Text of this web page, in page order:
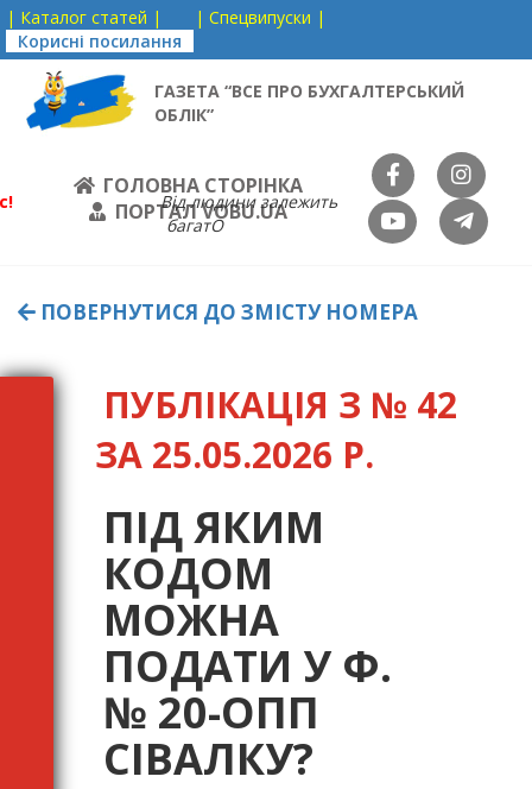
| Каталог статей |
| Спецвипуски |
Корисні посилання
ГАЗЕТА “ВСЕ ПРО БУХГАЛТЕРСЬКИЙ
ОБЛІК”
ГОЛОВНА СТОРІНКА
ПОРТАЛ VOBU.UA
Від людини залежить
багатО
ПОВЕРНУТИСЯ ДО ЗМІСТУ НОМЕРА
ПУБЛІКАЦІЯ З № 42
ЗА 25.05.2026 Р.
ПІД ЯКИМ
КОДОМ
МОЖНА
ПОДАТИ У Ф.
№ 20-ОПП
СІВАЛКУ?